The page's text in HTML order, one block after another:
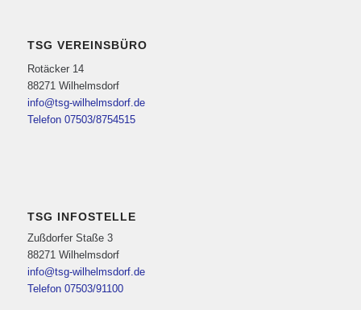
TSG VEREINSBÜRO
Rotäcker 14
88271 Wilhelmsdorf
info@tsg-wilhelmsdorf.de
Telefon 07503/8754515
TSG INFOSTELLE
Zußdorfer Staße 3
88271 Wilhelmsdorf
info@tsg-wilhelmsdorf.de
Telefon 07503/91100